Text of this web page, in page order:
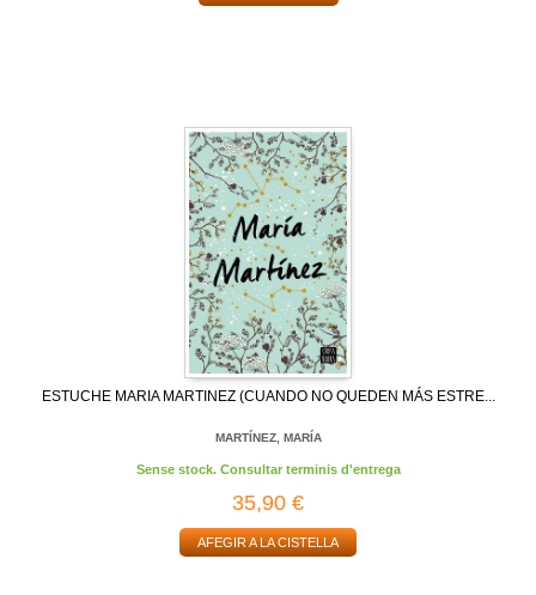
ESTUCHE MARIA MARTINEZ (CUANDO NO QUEDEN MÁS ESTRE...
MARTÍNEZ, MARÍA
Sense stock. Consultar terminis d'entrega
35,90 €
AFEGIR A LA CISTELLA